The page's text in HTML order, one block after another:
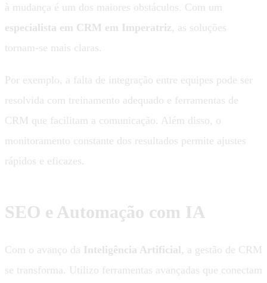
à mudança é um dos maiores obstáculos. Com um
especialista em CRM em Imperatriz, as soluções
tornam-se mais claras.
Por exemplo, a falta de integração entre equipes pode ser
resolvida com treinamento adequado e ferramentas de
CRM que facilitam a comunicação. Além disso, o
monitoramento constante dos resultados permite ajustes
rápidos e eficazes.
SEO e Automação com IA
Com o avanço da Inteligência Artificial , a gestão de CRM
se transforma. Utilizo ferramentas avançadas que conectam